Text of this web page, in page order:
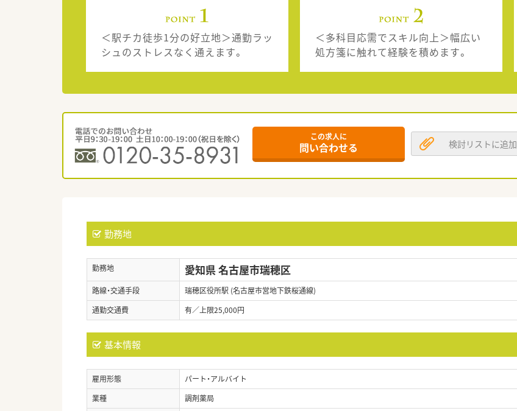
＜駅チカ徒歩1分の好立地＞通勤ラッ
シュのストレスなく通えます。
＜多科目応需でスキル向上＞幅広い
処方箋に触れて経験を積めます。
この求人に
問い合わせる 検討リストに追加
勤務地
勤務地 愛知県 名古屋市瑞穂区
路線・交通手段
瑞穂区役所駅 (名古屋市営地下鉄桜通線)
通勤交通費
有／上限25,000円
基本情報
雇用形態
パート・アルバイト
業種
調剤薬局